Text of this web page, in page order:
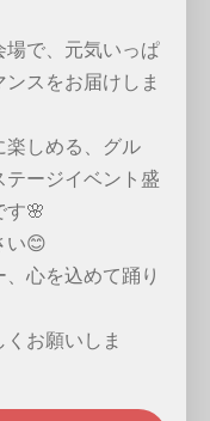
で、元気いっぱ
スをお届けしま
しめる、グル
テージイベント盛
す🌸
い😊
心を込めて踊り
お願いしま